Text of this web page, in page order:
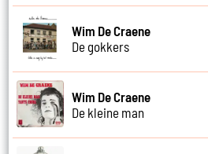
Wim De Craene
De gokkers
Wim De Craene
De kleine man